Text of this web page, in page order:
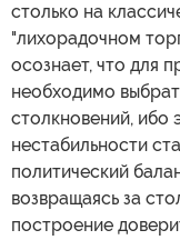
столько на
"лихорадочном
осознает, что для
необходимо
столкновений, ибо
нестабильности
политический
возвращаясь за
построение